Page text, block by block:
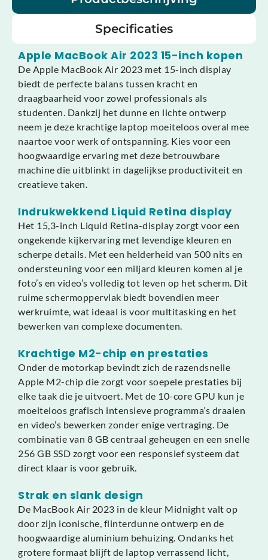
Specificaties
Apple MacBook Air 2023 15-inch kopen
De Apple MacBook Air 2023 met 15-inch display
biedt de perfecte balans tussen kracht en
draagbaarheid voor zowel professionals als
studenten. Dankzij het dunne en lichte ontwerp
neem je deze krachtige laptop moeiteloos overal mee
naartoe voor werk of ontspanning. Kies voor een
hoogwaardige ervaring met deze betrouwbare
machine die uitblinkt in dagelijkse productiviteit en
creatieve taken.
Indrukwekkend Liquid Retina display
Het 15,3-inch Liquid Retina-display zorgt voor een
ongekende kijkervaring met levendige kleuren en
scherpe details. Met een helderheid van 500 nits en
ondersteuning voor een miljard kleuren komen al je
foto’s en video’s volledig tot leven op het scherm. Dit
ruime schermoppervlak biedt bovendien meer
werkruimte, wat ideaal is voor multitasking en het
bewerken van complexe documenten.
Krachtige M2-chip en prestaties
Onder de motorkap bevindt zich de razendsnelle
Apple M2-chip die zorgt voor soepele prestaties bij
elke taak die je uitvoert. Met de 10-core GPU kun je
moeiteloos grafisch intensieve programma’s draaien
en video’s bewerken zonder enige vertraging. De
combinatie van 8 GB centraal geheugen en een snelle
256 GB SSD zorgt voor een responsief systeem dat
direct klaar is voor gebruik.
Strak en slank design
De MacBook Air 2023 in de kleur Midnight valt op
door zijn iconische, flinterdunne ontwerp en de
hoogwaardige aluminium behuizing. Ondanks het
grotere formaat blijft de laptop verrassend licht,